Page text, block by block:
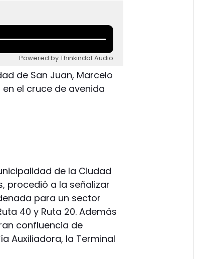
Powered by Thinkindot Audio
de San Juan, Marcelo
el cruce de avenida
de la Ciudad
procedió a la señalizar
para un sector
40 y Ruta 20. Además
confluencia de
Auxiliadora, la Terminal